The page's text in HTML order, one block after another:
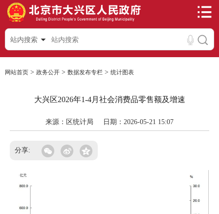
站内搜索
网站首页 > 政务公开 > 数据发布专栏 > 统计图表
大兴区2026年1-4月社会消费品零售额及增速
来源：区统计局 日期：2026-05-21 15:07
分享: